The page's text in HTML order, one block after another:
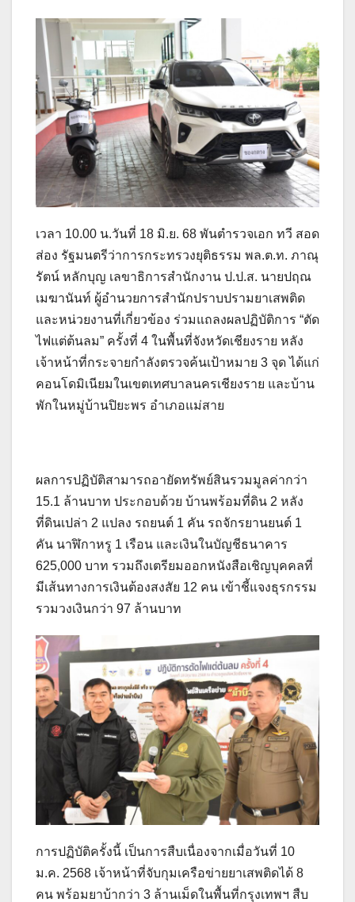
เวลา 10.00 น.วันที่ 18 มิ.ย. 68 พันตำรวจเอก ทวี สอด
ส่อง รัฐมนตรีว่าการกระทรวงยุติธรรม พล.ต.ท. ภาณุ
รัตน์ หลักบุญ เลขาธิการสำนักงาน ป.ป.ส. นายปฤณ
เมฆานันท์ ผู้อำนวยการสำนักปราบปรามยาเสพติด
และหน่วยงานที่เกี่ยวข้อง ร่วมแถลงผลปฏิบัติการ “ตัด
ไฟแต่ต้นลม” ครั้งที่ 4 ในพื้นที่จังหวัดเชียงราย หลัง
เจ้าหน้าที่กระจายกำลังตรวจค้นเป้าหมาย 3 จุด ได้แก่
คอนโดมิเนียมในเขตเทศบาลนครเชียงราย และบ้าน
พักในหมู่บ้านปิยะพร อำเภอแม่สาย
ผลการปฏิบัติสามารถอายัดทรัพย์สินรวมมูลค่ากว่า
15.1 ล้านบาท ประกอบด้วย บ้านพร้อมที่ดิน 2 หลัง
ที่ดินเปล่า 2 แปลง รถยนต์ 1 คัน รถจักรยานยนต์ 1
คัน นาฬิกาหรู 1 เรือน และเงินในบัญชีธนาคาร
625,000 บาท รวมถึงเตรียมออกหนังสือเชิญบุคคลที่
มีเส้นทางการเงินต้องสงสัย 12 คน เข้าชี้แจงธุรกรรม
รวมวงเงินกว่า 97 ล้านบาท
การปฏิบัติครั้งนี้ เป็นการสืบเนื่องจากเมื่อวันที่ 10
ม.ค. 2568 เจ้าหน้าที่จับกุมเครือข่ายยาเสพติดได้ 8
คน พร้อมยาบ้ากว่า 3 ล้านเม็ดในพื้นที่กรุงเทพฯ สืบ